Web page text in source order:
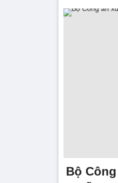
Bộ